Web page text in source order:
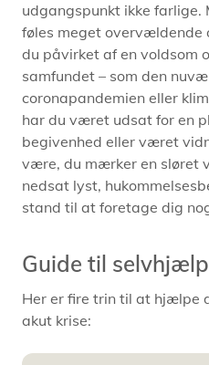
udgangspunkt ikke
føles meget overvældende
du påvirket af en voldsom
samfundet – som den
coronapandemien eller
har du været udsat for en
begivenhed eller været
være, du mærker en sløret
nedsat lyst,
stand til at foretage dig
Guide til
Her er fire trin til at hjælpe
akut krise: